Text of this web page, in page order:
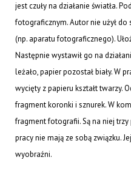
jest czuły na działanie światła.
fotograficznym. Autor nie użył
(np. aparatu fotograficznego).
Następnie wystawił go na
leżało, papier pozostał biały. W
wycięty z papieru kształt twarzy.
fragment koronki i sznurek. W
fragment fotografii. Są na niej
pracy nie mają ze sobą związku.
wyobraźni.